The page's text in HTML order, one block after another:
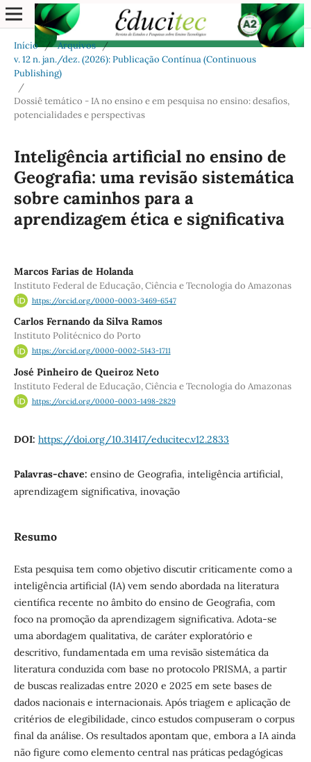
Início / Arquivos /
v. 12 n. jan./dez. (2026): Publicação Contínua (Continuous
Publishing)
/
Dossiê temático - IA no ensino e em pesquisa no ensino: desafios,
potencialidades e perspectivas
Inteligência artificial no ensino de
Geografia: uma revisão sistemática
sobre caminhos para a
aprendizagem ética e significativa
Marcos Farias de Holanda
Instituto Federal de Educação, Ciência e Tecnologia do Amazonas
https://orcid.org/0000-0003-3469-6547
Carlos Fernando da Silva Ramos
Instituto Politécnico do Porto
https://orcid.org/0000-0002-5143-1711
José Pinheiro de Queiroz Neto
Instituto Federal de Educação, Ciência e Tecnologia do Amazonas
https://orcid.org/0000-0003-1498-2829
DOI: https://doi.org/10.31417/educitec.v12.2833
Palavras-chave: ensino de Geografia, inteligência artificial,
aprendizagem significativa, inovação
Resumo
Esta pesquisa tem como objetivo discutir criticamente como a
inteligência artificial (IA) vem sendo abordada na literatura
científica recente no âmbito do ensino de Geografia, com
foco na promoção da aprendizagem significativa. Adota-se
uma abordagem qualitativa, de caráter exploratório e
descritivo, fundamentada em uma revisão sistemática da
literatura conduzida com base no protocolo PRISMA, a partir
de buscas realizadas entre 2020 e 2025 em sete bases de
dados nacionais e internacionais. Após triagem e aplicação de
critérios de elegibilidade, cinco estudos compuseram o corpus
final da análise. Os resultados apontam que, embora a IA ainda
não figure como elemento central nas práticas pedagógicas